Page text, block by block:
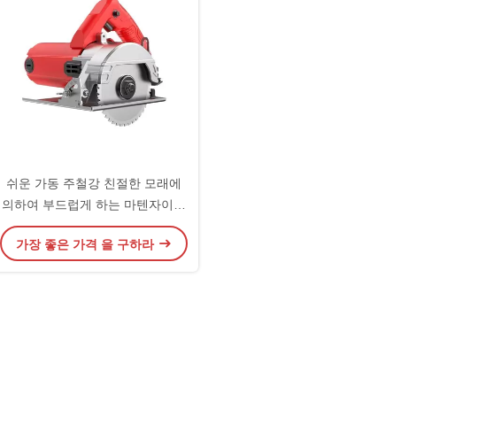
쉬운 가동 주철강 친절한 모래에
의하여 부드럽게 하는 마텐자이트
방위 강철 모래 Eco
가장 좋은 가격 을 구하라